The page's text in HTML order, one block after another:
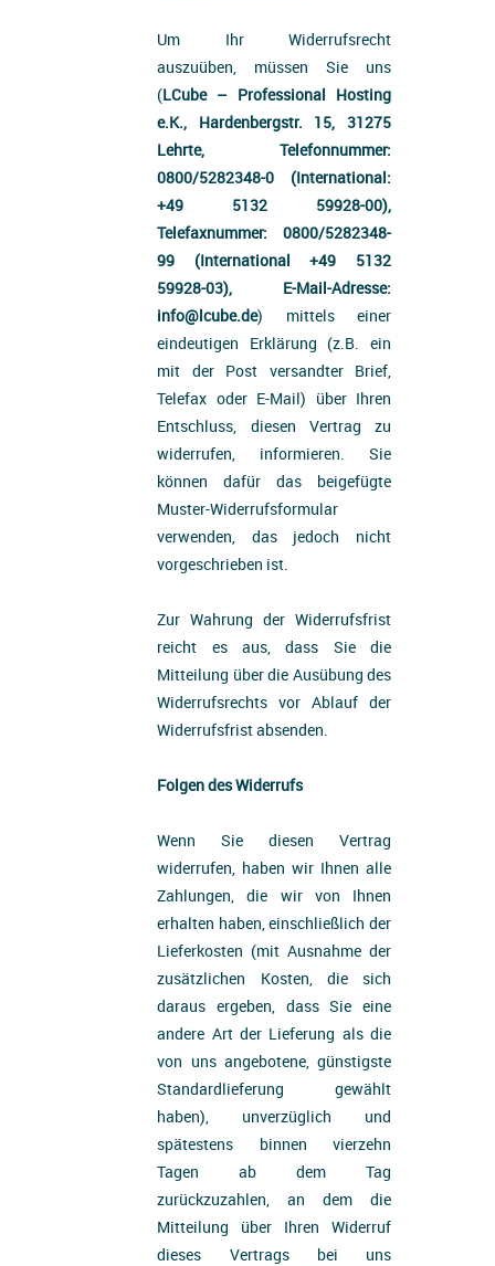
Um Ihr Widerrufsrecht
auszuüben, müssen Sie uns
(LCube – Professional Hosting
e.K., Hardenbergstr. 15, 31275
Lehrte, Telefonnummer:
0800/5282348-0 (International:
+49 5132 59928-00),
Telefaxnummer: 0800/5282348-
99 (International +49 5132
59928-03), E-Mail-Adresse:
info@lcube.de) mittels einer
eindeutigen Erklärung (z.B. ein
mit der Post versandter Brief,
Telefax oder E-Mail) über Ihren
Entschluss, diesen Vertrag zu
widerrufen, informieren. Sie
können dafür das beigefügte
Muster-Widerrufsformular
verwenden, das jedoch nicht
vorgeschrieben ist.
Zur Wahrung der Widerrufsfrist
reicht es aus, dass Sie die
Mitteilung über die Ausübung des
Widerrufsrechts vor Ablauf der
Widerrufsfrist absenden.
Folgen des Widerrufs
Wenn Sie diesen Vertrag
widerrufen, haben wir Ihnen alle
Zahlungen, die wir von Ihnen
erhalten haben, einschließlich der
Lieferkosten (mit Ausnahme der
zusätzlichen Kosten, die sich
daraus ergeben, dass Sie eine
andere Art der Lieferung als die
von uns angebotene, günstigste
Standardlieferung gewählt
haben), unverzüglich und
spätestens binnen vierzehn
Tagen ab dem Tag
zurückzuzahlen, an dem die
Mitteilung über Ihren Widerruf
dieses Vertrags bei uns